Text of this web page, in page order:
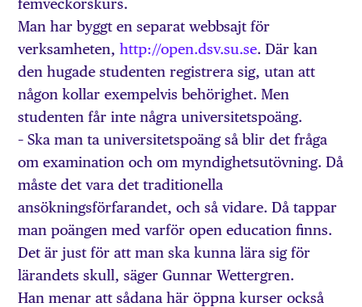
femveckorskurs.
Man har byggt en separat webbsajt för
verksamheten,http://open.dsv.su.se. Där kan
den hugade studenten registrera sig, utan att
någon kollar exempelvis behörighet. Men
studenten får inte några universitetspoäng.
– Ska man ta universitetspoäng så blir det fråga
om examination och om myndighetsutövning. Då
måste det vara det traditionella
ansökningsförfarandet, och så vidare. Då tappar
man poängen med varför open education finns.
Det är just för att man ska kunna lära sig för
lärandets skull, säger Gunnar Wettergren.
Han menar att sådana här öppna kurser också